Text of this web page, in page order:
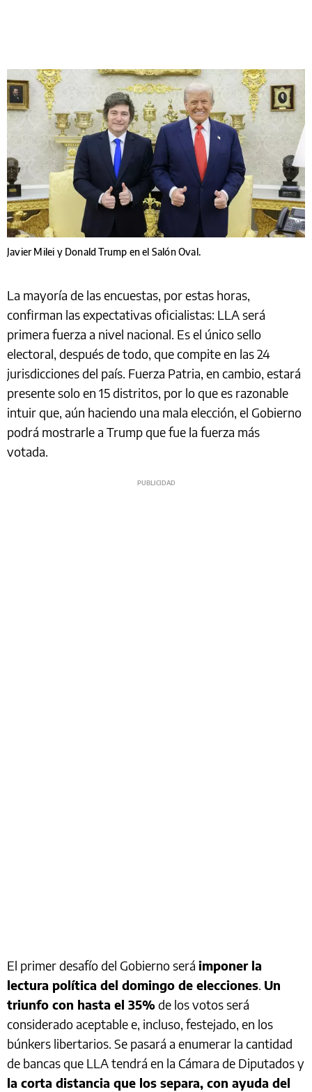
Javier Milei y Donald Trump en el Salón Oval.
La mayoría de las encuestas, por estas horas,
confirman las expectativas oficialistas: LLA será
primera fuerza a nivel nacional. Es el único sello
electoral, después de todo, que compite en las 24
jurisdicciones del país. Fuerza Patria, en cambio, estará
presente solo en 15 distritos, por lo que es razonable
intuir que, aún haciendo una mala elección, el Gobierno
podrá mostrarle a Trump que fue la fuerza más
votada.
El primer desafío del Gobierno será imponer la
lectura política del domingo de elecciones. Un
triunfo con hasta el 35% de los votos será
considerado aceptable e, incluso, festejado, en los
búnkers libertarios. Se pasará a enumerar la cantidad
de bancas que LLA tendrá en la Cámara de Diputados y
la corta distancia que los separa, con ayuda del